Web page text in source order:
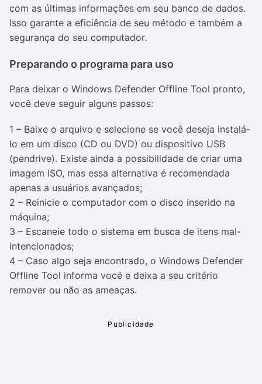
com as últimas informações em seu banco de dados.
Isso garante a eficiência de seu método e também a
segurança do seu computador.
Preparando o programa para uso
Para deixar o Windows Defender Offline Tool pronto,
você deve seguir alguns passos:
1 – Baixe o arquivo e selecione se você deseja instalá-
lo em um disco (CD ou DVD) ou dispositivo USB
(pendrive). Existe ainda a possibilidade de criar uma
imagem ISO, mas essa alternativa é recomendada
apenas a usuários avançados;
2 – Reinicie o computador com o disco inserido na
máquina;
3 – Escaneie todo o sistema em busca de itens mal-
intencionados;
4 – Caso algo seja encontrado, o Windows Defender
Offline Tool informa você e deixa a seu critério
remover ou não as ameaças.